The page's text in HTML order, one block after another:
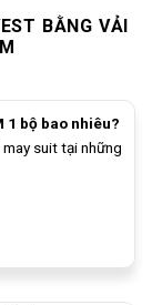
BẰNG VẢI
1 bộ bao nhiêu?
suit tại những